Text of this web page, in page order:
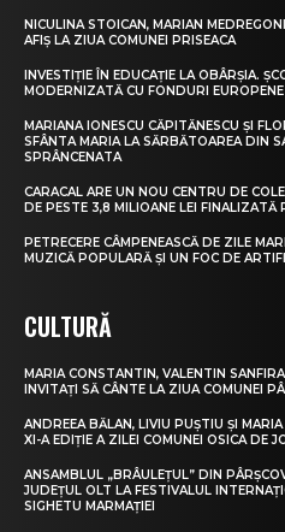
NICULINA STOICAN, MARIAN
AFIȘ LA ZIUA COMUNEI PRISEACA
INVESTIȚIE ÎN EDUCAȚIE LA OBÂRȘIA.
MODERNIZATĂ CU FONDURI EUROPENE
MARIANA IONESCU CĂPITĂNESCU ȘI
SFÂNTA MARIA LA SĂRBĂTOAREA DIN
SPRÂNCENATA
CARACAL ARE UN NOU CENTRU DE
DE PESTE 3,8 MILIOANE LEI FINALIZATĂ
PETRECERE CÂMPENEASCĂ DE ZILE
MUZICĂ POPULARĂ ȘI UN FOC DE
CULTURĂ
MARIA CONSTANTIN, VALENTIN
INVITAȚI SĂ CÂNTE LA ZIUA COMUNEI
ANDREEA BĂLAN, LIVIU PUȘTIU ȘI
XI-A EDIȚIE A ZILEI COMUNEI OSICA DE
ANSAMBLUL „BRÂULEȚUL” DIN
JUDEȚUL OLT LA FESTIVALUL
SIGHETU MARMAȚIEI